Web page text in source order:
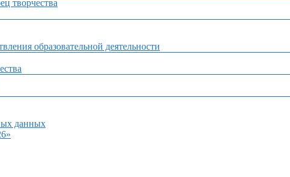
творчества
образовательной деятельности
данных